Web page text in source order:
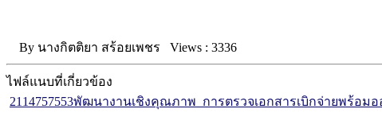
By นางกิตติยา สร้อยเพชร Views : 3336
ไฟล์แนบที่เกี่ยวข้อง
2114757553พัฒนางานเชิงคุณภาพ_การตรวจเอกสารเบิกจ่ายพร้อ